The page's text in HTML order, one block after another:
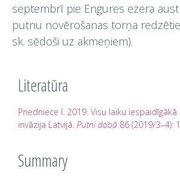
septembrī pie Engures ezera
putnu novērošanas torņa
sk. sēdoši uz akmeņiem).
Literatūra
Priedniece I. 2019. Visu laiku
invāzija Latvijā. Putni dabā 86 (2019/3–4):
Summary